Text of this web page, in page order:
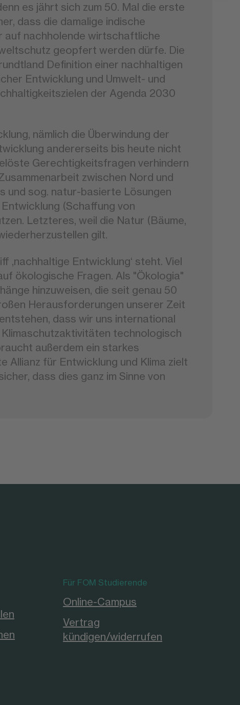
es jährt sich zum 50. Mal die erste
dass die damalige indische
auf nachholende wirtschaftliche
geopfert werden dürfe. Die
Definition einer nachhaltigen
Entwicklung und Umwelt- und
der Agenda 2030
nämlich die Überwindung der
andererseits bis heute nicht
Gerechtigkeitsfragen verhindern
zwischen Nord und
und sog. natur-basierte Lösungen
(Schaffung von
Letzteres, weil die Natur (Bäume,
gilt.
Entwicklung‘ steht. Viel
ökologische Fragen. Als "Ökologia"
hinzuweisen, die seit genau 50
Herausforderungen unserer Zeit
dass wir uns international
technologisch
außerdem ein starkes
Allianz für Entwicklung und Klima zielt
dass dies ganz im Sinne von
Für FOM Studierende
Online-Campus
Vertrag
kündigen/widerrufen